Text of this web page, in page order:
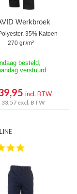
Werkbroek
35% Katoen
270 gr./m²
besteld,
verstuurd
incl. BTW
33,57 excl. BTW